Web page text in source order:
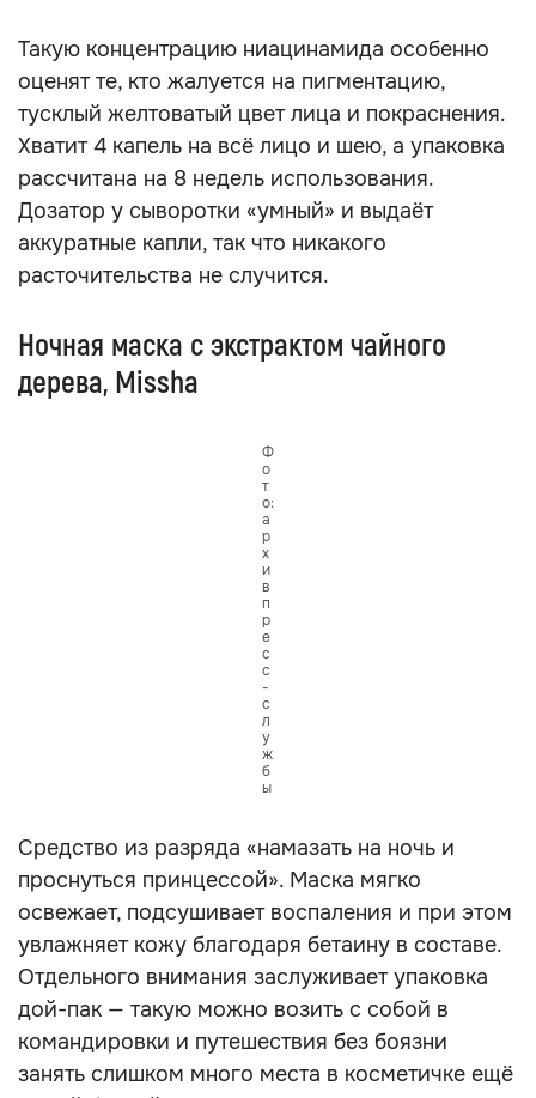
Такую концентрацию ниацинамида особенно
оценят те, кто жалуется на пигментацию,
тусклый желтоватый цвет лица и покраснения.
Хватит 4 капель на всё лицо и шею, а упаковка
рассчитана на 8 недель использования.
Дозатор у сыворотки «умный» и выдаёт
аккуратные капли, так что никакого
расточительства не случится.
Ночная маска с экстрактом чайного
дерева, Missha
Ф
о
т
о:
а
р
х
и
в
п
р
е
с
с
-
с
л
у
ж
б
ы
Средство из разряда «намазать на ночь и
проснуться принцессой». Маска мягко
освежает, подсушивает воспаления и при этом
увлажняет кожу благодаря бетаину в составе.
Отдельного внимания заслуживает упаковка
дой-пак — такую можно возить с собой в
командировки и путешествия без боязни
занять слишком много места в косметичке ещё